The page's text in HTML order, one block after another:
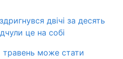
двічі за десять
це на собі
може стати